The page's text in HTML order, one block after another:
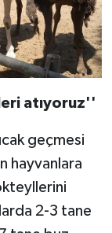
atıyoruz''
geçmesi
hayvanlara
2-3 tane